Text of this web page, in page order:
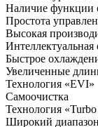
Наличие функции
Простота
Высокая
Интеллектуальная
Быстрое
Увеличенные
Технология «EVI»
Самоочистка
Технология «Turbo
Широкий